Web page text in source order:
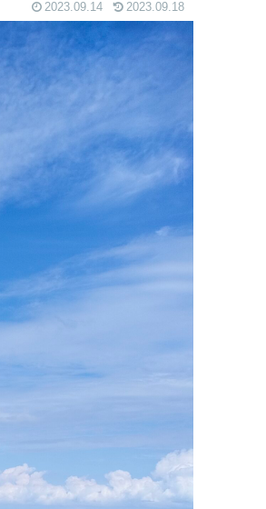
2023.09.14 2023.09.18